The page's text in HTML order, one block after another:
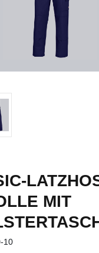
MIT
10